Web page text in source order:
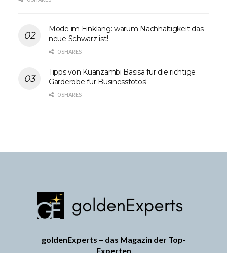
Mode im Einklang: warum Nachhaltigkeit das
neue Schwarz ist!
0 SHARES
Tipps von Kuanzambi Basisa für die richtige
Garderobe für Businessfotos!
0 SHARES
goldenExperts – das Magazin der Top-
Experten